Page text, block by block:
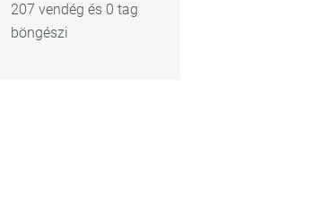
207 vendég és 0 tag
böngészi